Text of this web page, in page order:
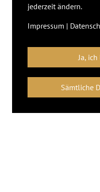
jederzeit ändern.
Impressum |
Ja,
Sämtliche